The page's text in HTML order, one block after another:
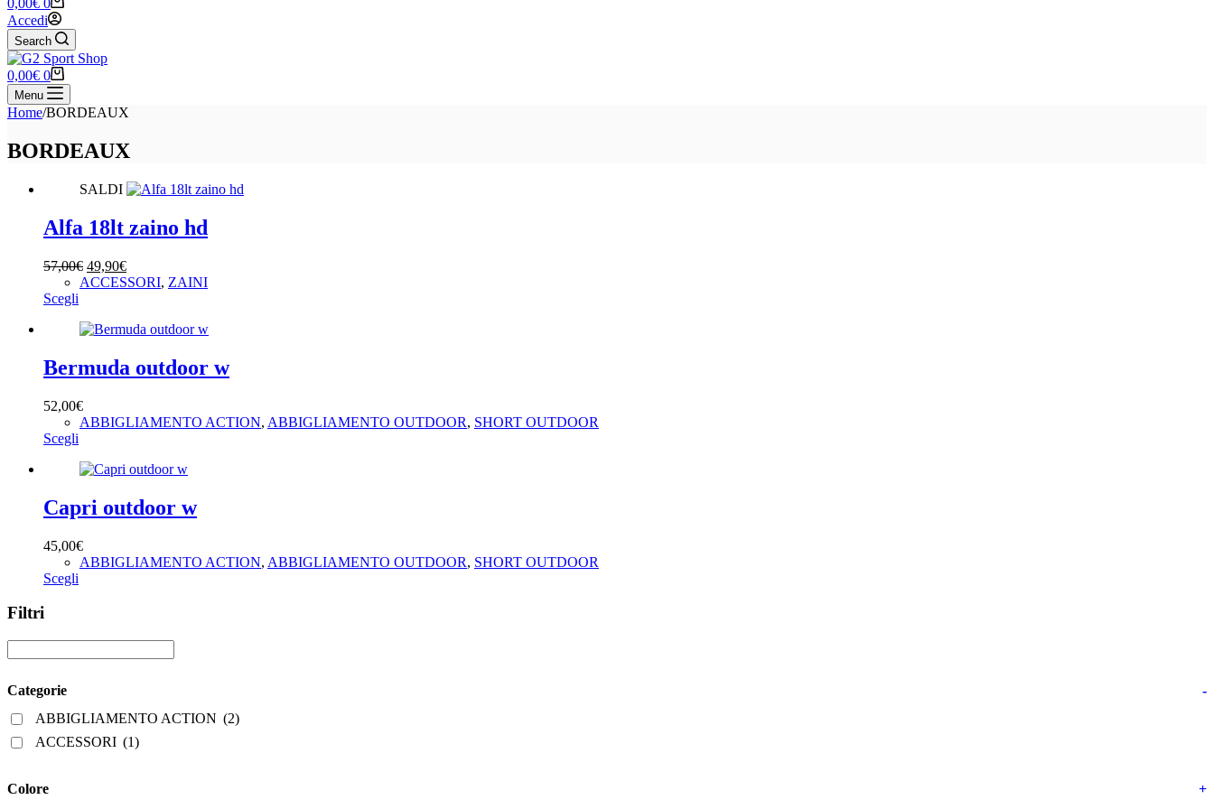
0,00€ 0
Accedi
Search
Carrello
0,00€ 0
Menu
Home/BORDEAUX
BORDEAUX
SALDI
Alfa 18lt zaino hd
57,00€ Il
prezzo
57,00€.
49,90€Il
prezzo
49,90€.
ACCESSORI, ZAINI
Scegli
ha
varianti.
Le
possono
essere
scelte
nella
pagina
prodotto
Bermuda outdoor w
52,00€
ABBIGLIAMENTO ACTION, ABBIGLIAMENTO OUTDOOR, SHORT OUTDOOR
Scegli
ha
varianti.
Le
possono
essere
scelte
Capri outdoor w
45,00€
ABBIGLIAMENTO ACTION, ABBIGLIAMENTO OUTDOOR, SHORT OUTDOOR
Scegli
varianti.
Le
scelte
nella
Filtri
Categorie
-
ABBIGLIAMENTO ACTION (2)
ACCESSORI (1)
Colore +